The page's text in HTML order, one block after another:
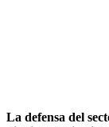
La defensa del